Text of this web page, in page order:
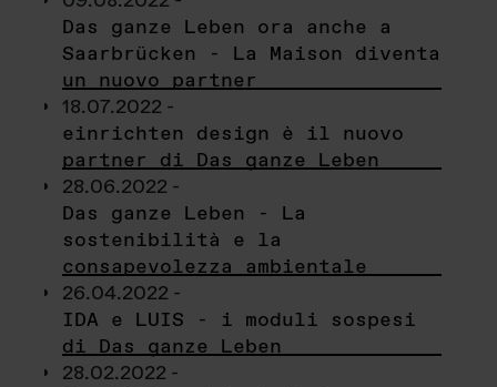
Das ganze Leben ora anche a
Saarbrücken - La Maison diventa
un nuovo partner
18.07.2022 -
einrichten design è il nuovo
partner di Das ganze Leben
28.06.2022 -
Das ganze Leben - La
sostenibilità e la
consapevolezza ambientale
26.04.2022 -
IDA e LUIS - i moduli sospesi
di Das ganze Leben
28.02.2022 -